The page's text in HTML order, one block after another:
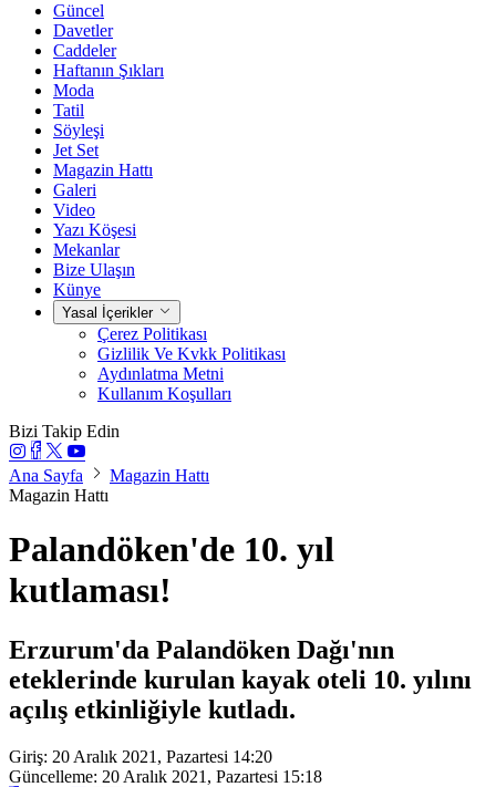
Güncel
Davetler
Caddeler
Haftanın Şıkları
Moda
Tatil
Söyleşi
Jet Set
Magazin Hattı
Galeri
Video
Yazı Köşesi
Mekanlar
Bize Ulaşın
Künye
Yasal İçerikler
Çerez Politikası
Gizlilik Ve Kvkk Politikası
Aydınlatma Metni
Kullanım Koşulları
Bizi Takip Edin
Ana Sayfa
Magazin Hattı
Magazin Hattı
Palandöken'de 10. yıl
kutlaması!
Erzurum'da Palandöken Dağı'nın
eteklerinde kurulan kayak oteli 10. yılını
açılış etkinliğiyle kutladı.
Giriş: 20 Aralık 2021, Pazartesi 14:20
Güncelleme: 20 Aralık 2021, Pazartesi 15:18